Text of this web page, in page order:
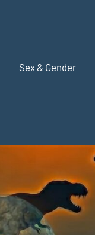
Sex & Gender